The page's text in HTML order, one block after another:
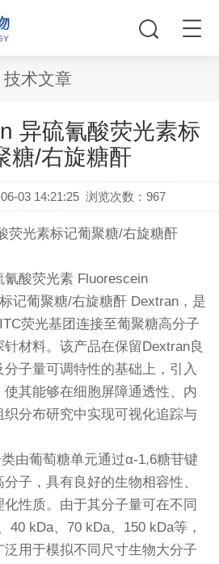
技术文章
异硫氰酸荧光素标
糖/右旋糖酐
03 14:21:25 浏览次数：967
荧光素标记葡聚糖/右旋糖酐
酸荧光素 Fluorescein
记葡聚糖/右旋糖酐 Dextran，是
荧光基团连接至葡聚糖高分子
材料。该产品在保留Dextran良
子量可调特性的基础上，引入
其能够在细胞屏障通透性、内
分布研究中实现可视化追踪与
由葡萄糖单元通过α-1,6糖苷键
子，具有良好的生物相容性、
性质。由于其分子量可在不同
40 kDa、70 kDa、150 kDa等，
泛用于模拟不同尺寸生物大分子